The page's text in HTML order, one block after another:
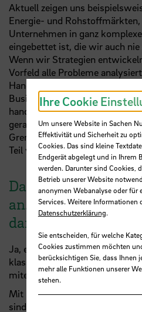
Aktuell zeigen uns
Energie- und Rohstoffmärkten,
Unternehmen in ganz
eingebettet ist, die wir auch
Wenn wir Strategien
Vorfeld alle Probleme
Handlungen ableiten, was
Business School so gelehrt
handeln und ständig darauf
gerade? Wir können
Grenzen der Organisation
Teil von systemischen
Das hört sich ganz
an. Welche
dann Einzelne im
Ja, es stellt das konventionelle
klassische Ansätze haben
miteinkalkuliert.
Mit meinen Studierenden
sind die Interessen
Ihre Cookie
Um unsere Website in Sachen
Effektivität und Sicherheit zu
Cookies. Das sind kleine
Endgerät abgelegt und in Ihrem
werden. Darunter sind Cookies,
Betrieb unserer Website
anonymen Webanalyse oder für
Services. Weitere Informationen
Datenschutzerklärung.
Sie entscheiden, für welche
Cookies zustimmen möchten
berücksichtigen Sie, dass Ihnen
mehr alle Funktionen unserer
stehen.